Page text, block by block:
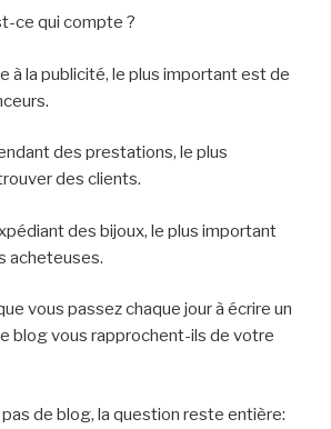
ce qui compte ?
à la publicité, le plus important est de
des prestations, le plus
des clients.
des bijoux, le plus important
acheteuses.
vous passez chaque jour à écrire un
blog vous rapprochent-ils de votre
pas de blog, la question reste entière: